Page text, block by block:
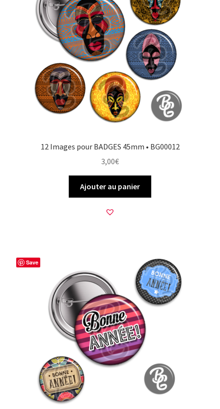
12 Images pour BADGES 45mm • BG00012
3,00€
Ajouter au panier
Save